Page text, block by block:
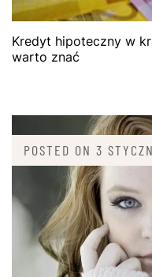
Kredyt hipoteczny w
warto znać
POSTED ON 3